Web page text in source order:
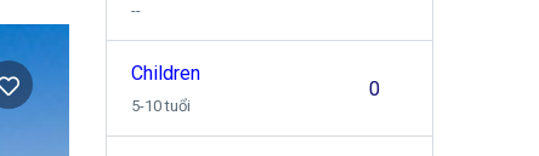
--
Children
5-10 tuổi